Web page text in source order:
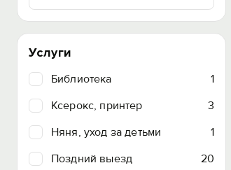
Услуги
Библиотека
1
Ксерокс, принтер
3
Няня, уход за детьми
1
Поздний выезд
20